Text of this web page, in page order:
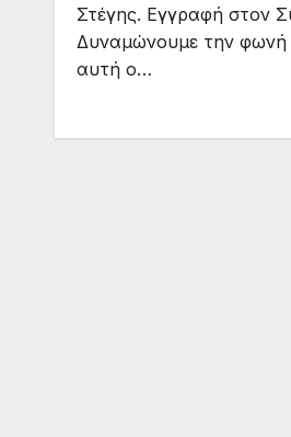
Στέγης. Εγγραφή στον
Δυναμώνουμε την φωνή
αυτή ο…